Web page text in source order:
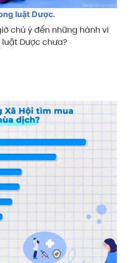
luật Dược.
chú ý đến những hành vi
Dược chưa?